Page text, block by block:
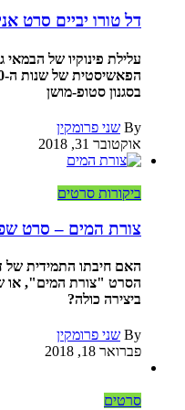
דל טורו יביים סרט
עלילת פינוקיו של הבמאי
בסגנון סטופ-מושן
By שני פרומקין
אוקטובר 31, 2018
ביקורות סרטים
צורת המים – סרט
האם חיבתו התמידית של
הסרט "צורת המים", או
ביצירה כולה?
By שני פרומקין
פברואר 18, 2018
סרטים